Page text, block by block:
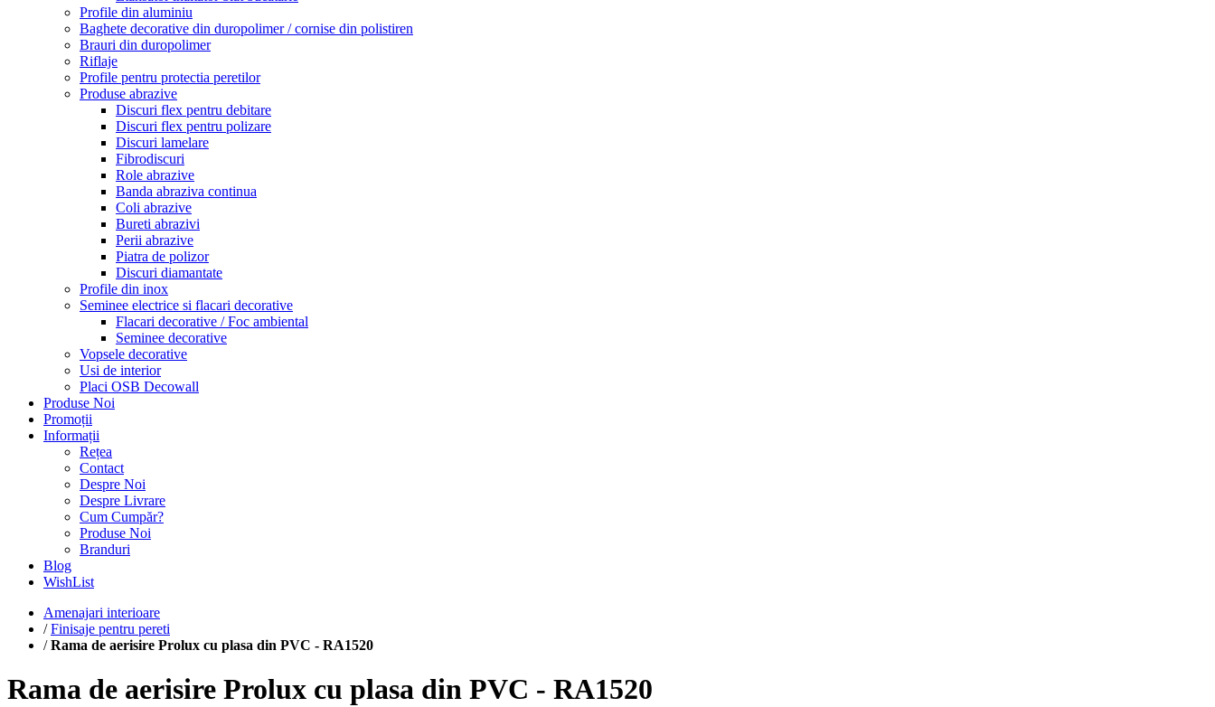
Profile din aluminiu
Baghete decorative din duropolimer / cornise din polistiren
Brauri din duropolimer
Riflaje
Profile pentru protectia peretilor
Produse abrazive
Discuri flex pentru debitare
Discuri flex pentru polizare
Discuri lamelare
Fibrodiscuri
Role abrazive
Banda abraziva continua
Coli abrazive
Bureti abrazivi
Perii abrazive
Piatra de polizor
Discuri diamantate
Profile din inox
Seminee electrice si flacari decorative
Flacari decorative / Foc ambiental
Seminee decorative
Vopsele decorative
Usi de interior
Placi OSB Decowall
Produse Noi
Promoții
Informații
Rețea
Contact
Despre Noi
Despre Livrare
Cum Cumpăr?
Produse Noi
Branduri
Blog
WishList
Amenajari interioare
/Finisaje pentru pereti
/Rama de aerisire Prolux cu plasa din PVC - RA1520
Rama de aerisire Prolux cu plasa din PVC - RA1520